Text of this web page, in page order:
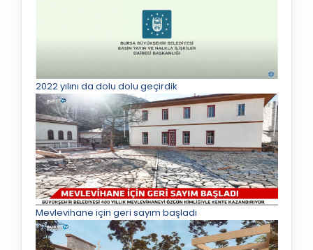
2022 yılını da dolu dolu geçirdik
Mevlevihane için geri sayım başladı